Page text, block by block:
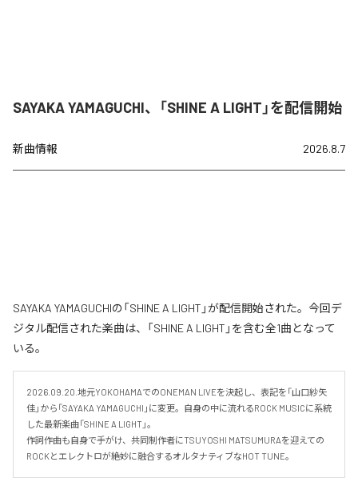
SAYAKA YAMAGUCHI、「SHINE A LIGHT」を配信開始
新曲情報 2026.8.7
SAYAKA YAMAGUCHIの「SHINE A LIGHT」が配信開始された。今回デ
ジタル配信された楽曲は、「SHINE A LIGHT」を含む全1曲となって
いる。
2026.09.20.地元YOKOHAMAでのONEMAN LIVEを決起し、表記を「山口紗矢
佳」から「SAYAKA YAMAGUCHI」に変更。自身の中に流れるROCK MUSICに系統
した最新楽曲「SHINE A LIGHT」。
作詞作曲も自身で手がけ、共同制作者にTSUYOSHI MATSUMURAを迎えての
ROCKとエレクトロが絶妙に融合するオルタナティブなHOT TUNE。